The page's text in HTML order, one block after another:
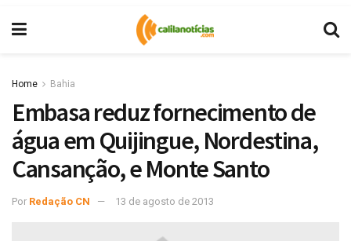
Home Bahia
Embasa reduz fornecimento de
água em Quijingue, Nordestina,
Cansanção, e Monte Santo
Por Redação CN 13 de agosto de 2013